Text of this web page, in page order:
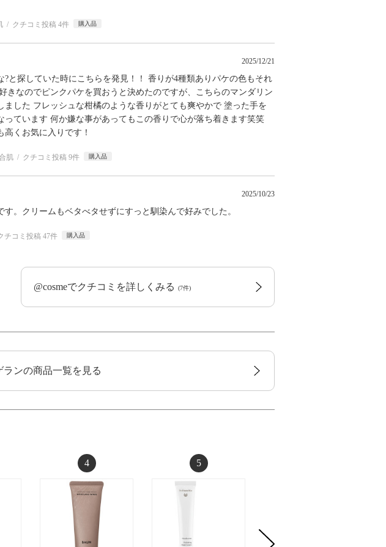
クチコミ投稿 4件 購入品
2025/12/21
?と探していた時にこちらを発見！！ 香りが4種類ありパケの色もそれ
きなのでピンクパケを買おうと決めたのですが、こちらのマンダリン
ました フレッシュな柑橘のような香りがとても爽やかで 塗った手を
っています 何か嫌な事があってもこの香りで心が落ち着きます笑笑
くお気に入りです！
肌 クチコミ投稿 9件 購入品
2025/10/23
。クリームもベタべタせずにすっと馴染んで好みでした。
チコミ投稿 47件 購入品
@cosmeでクチコミを詳しくみる (7件)
ランの商品一覧を見る
4 5